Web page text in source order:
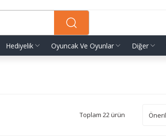
Hediyelik Oyuncak Ve Oyunlar Diğer
Toplam 22 ürün